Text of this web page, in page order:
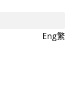
Eng繁